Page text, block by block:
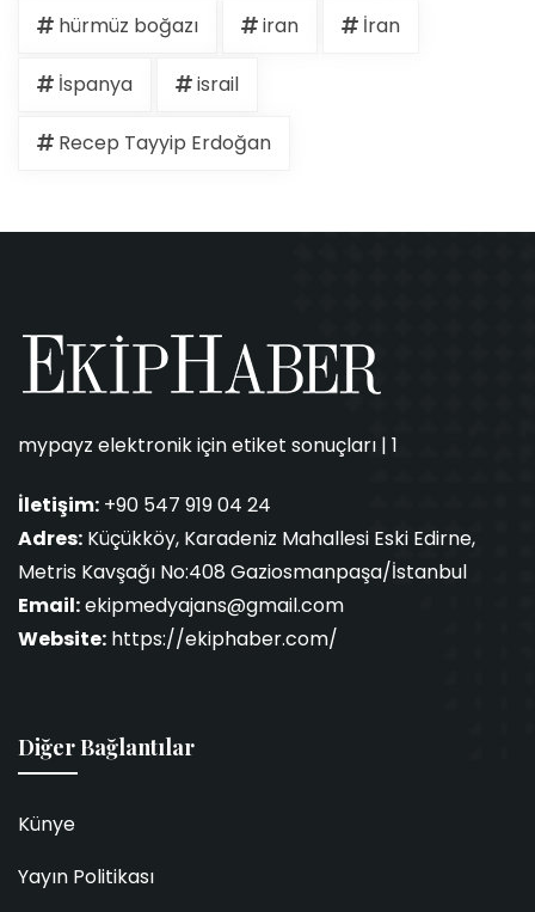
hürmüz boğazı iran İran
İspanya israil
Recep Tayyip Erdoğan
mypayz elektronik için etiket sonuçları | 1
İletişim: +90 547 919 04 24
Adres: Küçükköy, Karadeniz Mahallesi Eski Edirne,
Metris Kavşağı No:408 Gaziosmanpaşa/İstanbul
Email:ekipmedyajans@gmail.com
Website: https://ekiphaber.com/
Diğer Bağlantılar
Künye
Yayın Politikası